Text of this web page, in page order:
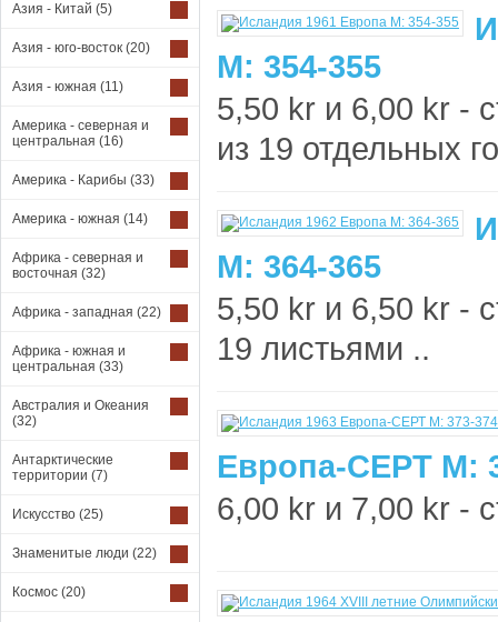
Азия - Китай (5)
Азия - юго-восток (20)
Азия - южная (11)
Америка - северная и
центральная (16)
Америка - Карибы (33)
Америка - южная (14)
Африка - северная и
восточная (32)
Африка - западная (22)
Африка - южная и
центральная (33)
Австралия и Океания
(32)
Антарктические
территории (7)
Искусство (25)
Знаменитые люди (22)
Космос (20)
М: 354-355
5,50 kr и 6,00 kr -
из 19 отдельных
М: 364-365
5,50 kr и 6,50 kr -
19 листьями ..
Европа-СЕРТ М:
6,00 kr и 7,00 kr -